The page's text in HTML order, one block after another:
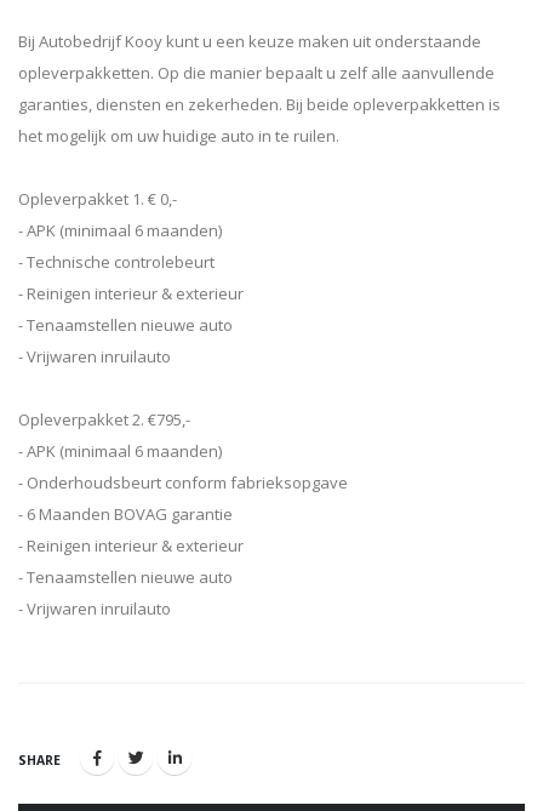
Bij Autobedrijf Kooy kunt u een keuze maken uit onderstaande
opleverpakketten. Op die manier bepaalt u zelf alle aanvullende
garanties, diensten en zekerheden. Bij beide opleverpakketten is
het mogelijk om uw huidige auto in te ruilen.
Opleverpakket 1. € 0,-
- APK (minimaal 6 maanden)
- Technische controlebeurt
- Reinigen interieur & exterieur
- Tenaamstellen nieuwe auto
- Vrijwaren inruilauto
Opleverpakket 2. €795,-
- APK (minimaal 6 maanden)
- Onderhoudsbeurt conform fabrieksopgave
- 6 Maanden BOVAG garantie
- Reinigen interieur & exterieur
- Tenaamstellen nieuwe auto
- Vrijwaren inruilauto
SHARE